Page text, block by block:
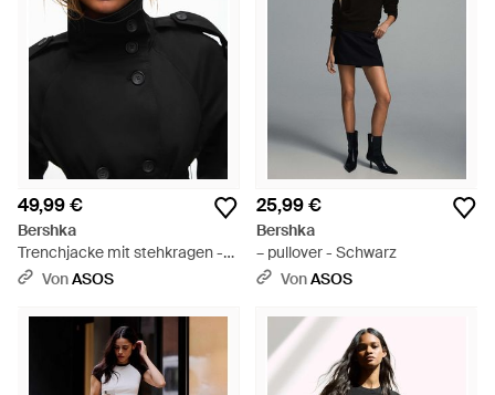
49,99 €
Bershka
Trenchjacke mit stehkragen -
Schwarz
VonASOS
25,99 €
Bershka
– pullover - Schwarz
VonASOS